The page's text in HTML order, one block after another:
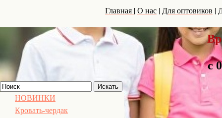
Главная | О нас | Для оптовиков |
с
НОВИНКИ
Кровать-чердак